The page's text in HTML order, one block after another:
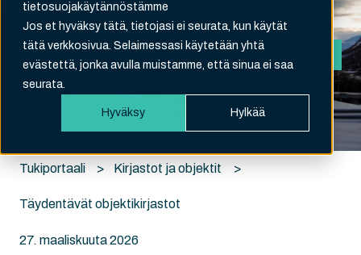
tietosuojakäytännöstämme
Jos et hyväksy tätä, tietojasi ei seurata, kun käytät
tätä verkkosivua. Selaimessasi käytetään yhtä
evästettä, jonka avulla muistamme, että sinua ei saa
seurata.
Hyväksy Hylkää
Hei. Kuinka voimme auttaa?
Ehdotuksia ei ole, koska hakukenttä on tyhjä.
Tukiportaali Kirjastot ja objektit
Täydentävät objektikirjastot
27. maaliskuuta 2026